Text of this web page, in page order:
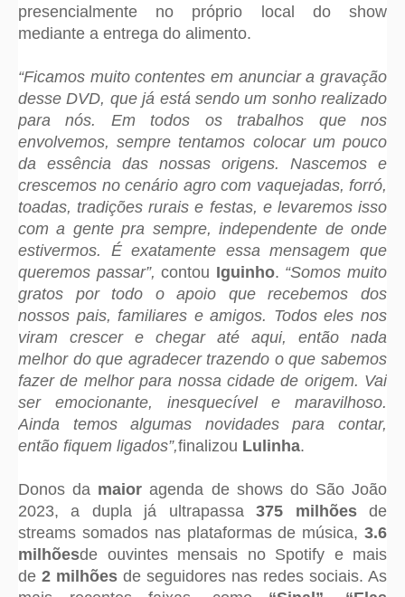
presencialmente no próprio local do show
mediante a entrega do alimento.
“Ficamos muito contentes em anunciar a gravação
desse DVD, que já está sendo um sonho realizado
para nós. Em todos os trabalhos que nos
envolvemos, sempre tentamos colocar um pouco
da essência das nossas origens. Nascemos e
crescemos no cenário agro com vaquejadas, forró,
toadas, tradições rurais e festas, e levaremos isso
com a gente pra sempre, independente de onde
estivermos. É exatamente essa mensagem que
queremos passar”, contou Iguinho. “Somos muito
gratos por todo o apoio que recebemos dos
nossos pais, familiares e amigos. Todos eles nos
viram crescer e chegar até aqui, então nada
melhor do que agradecer trazendo o que sabemos
fazer de melhor para nossa cidade de origem. Vai
ser emocionante, inesquecível e maravilhoso.
Ainda temos algumas novidades para contar,
então fiquem ligados”,finalizou Lulinha.
Donos da maioragenda de shows do São João
2023, a dupla já ultrapassa375 milhõesde
streams somados nas plataformas de música, 3.6
milhõesde ouvintes mensais no Spotify e mais
de 2 milhões de seguidores nas redes sociais. As